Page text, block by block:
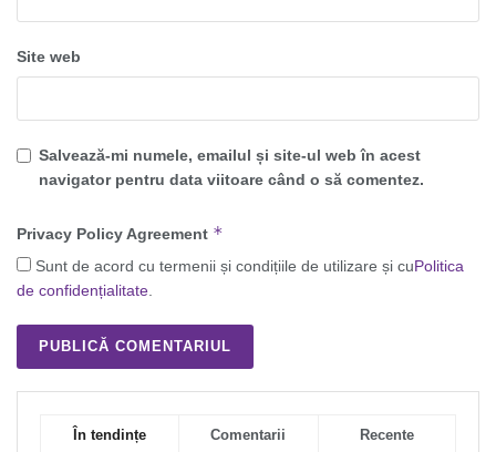
Site web
Salvează-mi numele, emailul și site-ul web în acest
navigator pentru data viitoare când o să comentez.
Privacy Policy Agreement *
Sunt de acord cu termenii și condițiile de utilizare și cuPolitica
de confidențialitate.
În tendințe Comentarii Recente